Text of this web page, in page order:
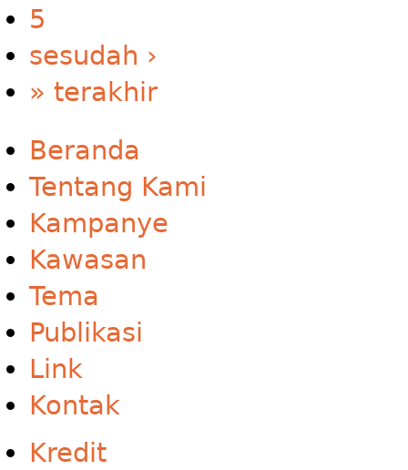
5
sesudah ›
» terakhir
Beranda
Tentang Kami
Kampanye
Kawasan
Tema
Publikasi
Link
Kontak
Kredit